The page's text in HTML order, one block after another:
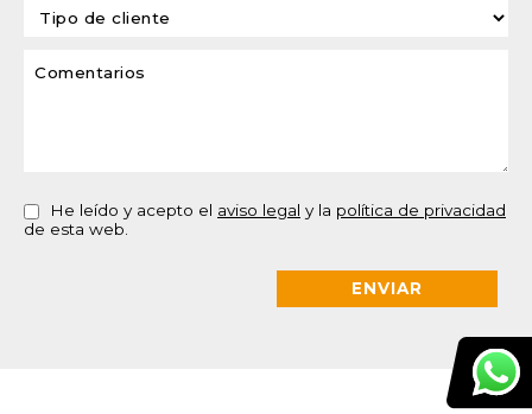
He leído y acepto el aviso legal y la política de privacidad
de esta web.